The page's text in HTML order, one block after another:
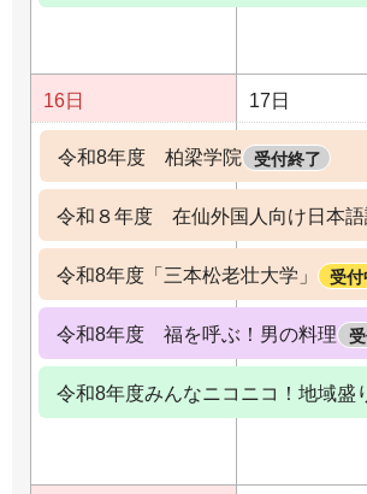
16日 17日
令和8年度 柏梁学院 受付終了
令和８年度 在仙外国人向け日本
令和8年度「三本松老壮大学」 受付
令和8年度 福を呼ぶ！男の料理
令和8年度みんなニコニコ！地域盛